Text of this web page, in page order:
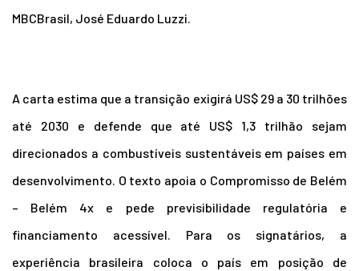
MBCBrasil, José Eduardo Luzzi.
A carta estima que a transição exigirá US$ 29 a 30 trilhões
até 2030 e defende que até US$ 1,3 trilhão sejam
direcionados a combustíveis sustentáveis em países em
desenvolvimento. O texto apoia o Compromisso de Belém
– Belém 4x e pede previsibilidade regulatória e
financiamento acessível. Para os signatários, a
experiência brasileira coloca o país em posição de